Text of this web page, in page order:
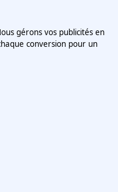
gérons vos publicités en
conversion pour un